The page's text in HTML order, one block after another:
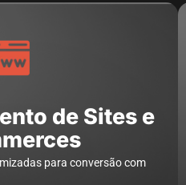
de Sites e
para conversão com